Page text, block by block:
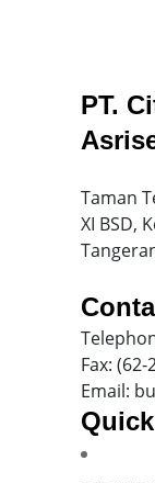
PT.
Taman
XI BSD,
Fax:
Email: